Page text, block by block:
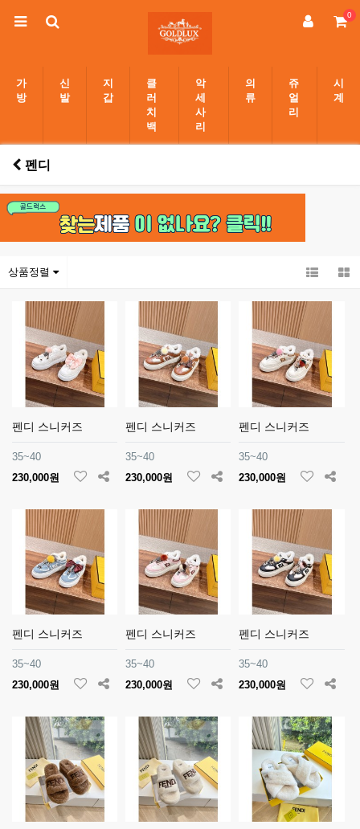
0
가
방
신
발
지
갑
클
러
치
백
악
세
사
리
의
류
쥬
얼
리
시
계
펜디
상품정렬
펜디 스니커즈
35~40
230,000원
펜디 스니커즈
35~40
230,000원
펜디 스니커즈
35~40
230,000원
펜디 스니커즈
35~40
230,000원
펜디 스니커즈
35~40
230,000원
펜디 스니커즈
35~40
230,000원